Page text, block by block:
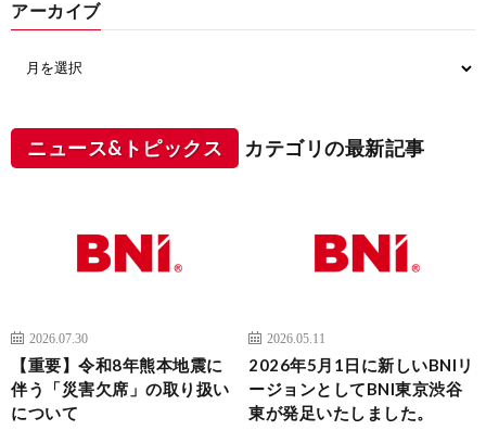
アーカイブ
ニュース&トピックス カテゴリの最新記事
2026.07.30
【重要】令和8年熊本地震に
伴う「災害欠席」の取り扱い
について
2026.05.11
2026年5月1日に新しいBNIリ
ージョンとしてBNI東京渋谷
東が発足いたしました。